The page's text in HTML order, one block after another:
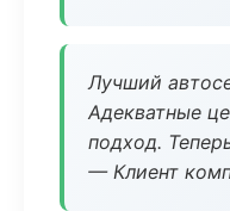
Лучший
Адекватные
подход.
— Клиент